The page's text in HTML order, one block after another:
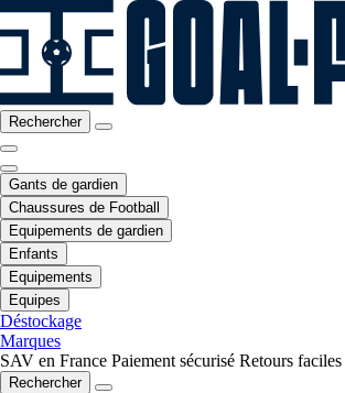
Rechercher
Gants de gardien
Chaussures de Football
Equipements de gardien
Enfants
Equipements
Equipes
Déstockage
Marques
SAV en France Paiement sécurisé Retours faciles
Rechercher